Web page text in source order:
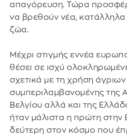
απαγόρευση. Τώρα
να βρεθούν νέα, κατάλληλα
ζώα.
Μέχρι στιγμής εννέα
θέσει σε ισχύ
σχετικά με τη χρήση
συμπεριλαμβανομένης της
Βελγίου αλλά και της
ήταν μάλιστα η πρώτη στην
δεύτερη στον κόσμο που